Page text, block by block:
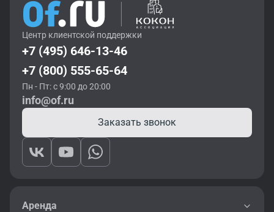
Центр клиентской поддержки
+7 (495) 646-13-46
+7 (800) 555-65-64
Пн - Пт: с 9:00 до 20:00
info@of.ru
Заказать звонок
Аренда